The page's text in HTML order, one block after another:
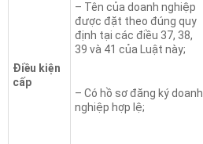
Điều kiện
cấp
– Tên của doanh nghiệp
được đặt theo đúng quy
định tại các điều 37, 38,
39 và 41 của Luật này;
– Có hồ sơ đăng ký doanh
nghiệp hợp lệ;